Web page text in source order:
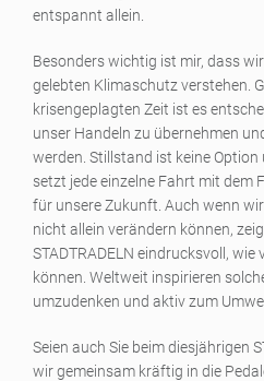
entspannt allein.
Besonders wichtig ist mir, dass
gelebten Klimaschutz verstehen.
krisengeplagten Zeit ist es
unser Handeln zu übernehmen
werden. Stillstand ist keine
setzt jede einzelne Fahrt mit dem
für unsere Zukunft. Auch wenn
nicht allein verändern können,
STADTRADELN eindrucksvoll,
können. Weltweit inspirieren
umzudenken und aktiv zum
Seien auch Sie beim diesjährigen
wir gemeinsam kräftig in die